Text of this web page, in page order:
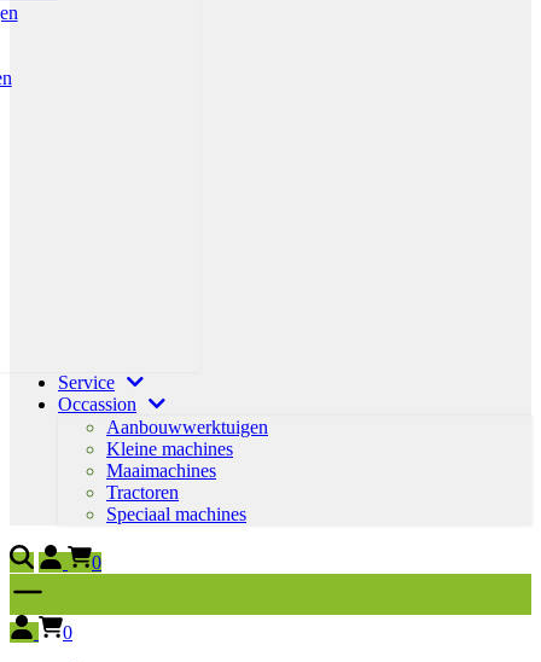
Service
Occassion
Aanbouwwerktuigen
Kleine machines
Maaimachines
Tractoren
Speciaal machines
0
0